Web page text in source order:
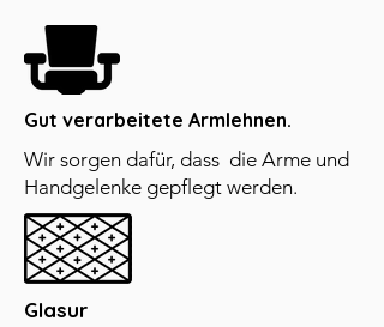
Gut verarbeitete Armlehnen.
Wir sorgen dafür, dass die Arme und
Handgelenke gepflegt werden.
Glasur